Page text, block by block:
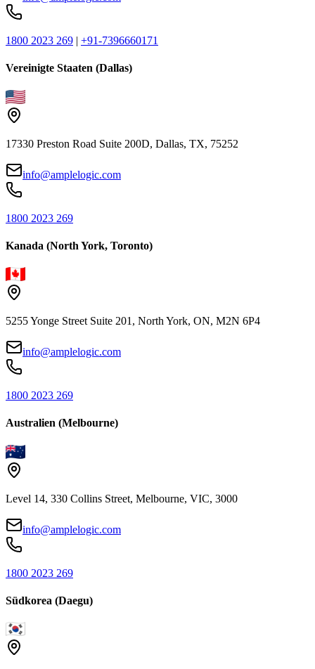
1800 2023 269 | +91-7396660171
Vereinigte Staaten (Dallas)
17330 Preston Road Suite 200D, Dallas, TX, 75252
info@amplelogic.com
1800 2023 269
Kanada (North York, Toronto)
5255 Yonge Street Suite 201, North York, ON, M2N 6P4
info@amplelogic.com
1800 2023 269
Australien (Melbourne)
Level 14, 330 Collins Street, Melbourne, VIC, 3000
info@amplelogic.com
1800 2023 269
Südkorea (Daegu)